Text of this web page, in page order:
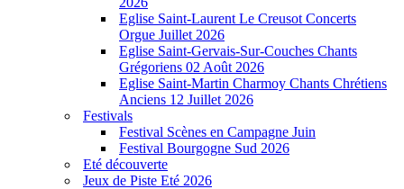
Eglise Saint-Laurent Le Creusot Concerts
Orgue Juillet 2026
Eglise Saint-Gervais-Sur-Couches Chants
Grégoriens 02 Août 2026
Eglise Saint-Martin Charmoy Chants Chrétiens
Anciens 12 Juillet 2026
Festivals
Festival Scènes en Campagne Juin
Festival Bourgogne Sud 2026
Eté découverte
Jeux de Piste Eté 2026